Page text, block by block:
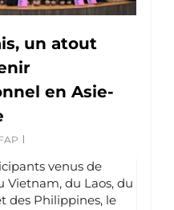
un atout
en Asie-
venus de
Vietnam, du Laos, du
des Philippines, le